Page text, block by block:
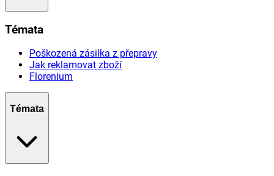
Témata
Poškozená zásilka z přepravy
Jak reklamovat zboží
Florenium
Témata